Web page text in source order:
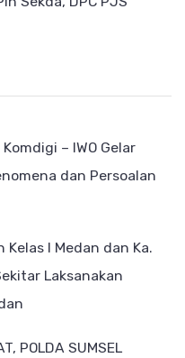
– IWO Gelar
dan Persoalan
Kelas I Medan dan Ka.
Laksanakan
POLDA SUMSEL